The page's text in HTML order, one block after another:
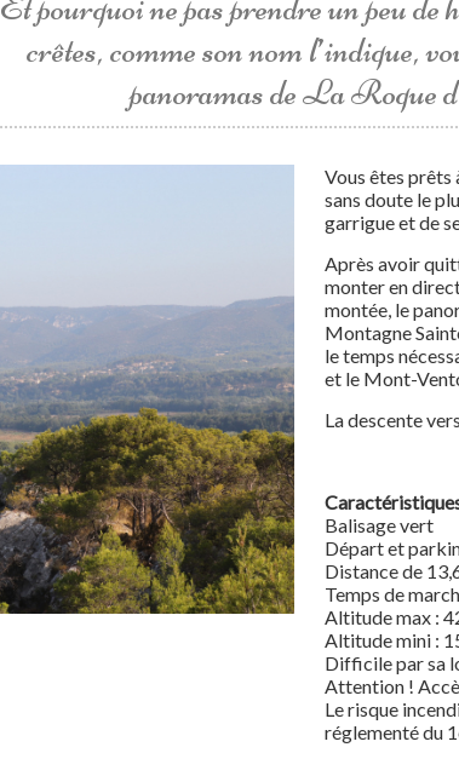
crêtes, comme son nom l’indique,
panoramas de La Roque
Vous êtes prêts
sans doute le
garrigue et de
Après avoir
monter en
montée, le
Montagne
le temps
et le Mont-
La descente
Balisage vert
Départ et
Distance de
Temps de
Altitude max :
Altitude mini :
Difficile par sa
Attention !
Le risque
réglementé du